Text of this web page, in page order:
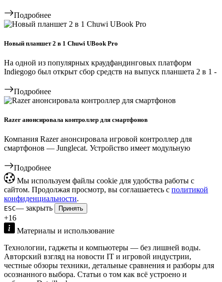
Подробнее
Новый планшет 2 в 1 Chuwi UBook Pro
На одной из популярных краудфандинговых платформ
Indiegogo был открыт сбор средств на выпуск планшета 2 в 1 -
Подробнее
Razer анонсировала контроллер для смартфонов
Компания Razer анонсировала игровой контроллер для
смартфонов — Junglecat. Устройство имеет модульную
Подробнее
Мы используем файлы cookie для удобства работы с
сайтом. Продолжая просмотр, вы соглашаетесь с политикой
конфиденциальности.
ESC— закрыть Принять
+16
Материалы и использование
Технологии, гаджеты и компьютеры — без лишней воды.
Авторский взгляд на новости IT и игровой индустрии,
честные обзоры техники, детальные сравнения и разборы для
осознанного выбора. Статьи о том как всё устроено и